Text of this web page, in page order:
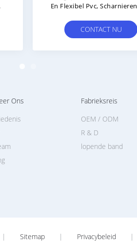
Kleinhandelsteken/van
Regelbaar Hoofd
CONTACT NU
Ons Fabrieksreis
lopende band
OEM / ODM
R & D
| Sitemap | Privacybeleid |